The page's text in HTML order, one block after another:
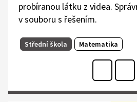
probíranou látku z videa.
v souboru s řešením.​
Střední škola Matematika